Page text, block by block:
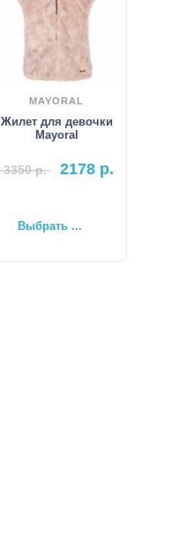
MAYORAL
Жилет для девочки
Mayoral
3350р. 2178 р.
Выбрать ...